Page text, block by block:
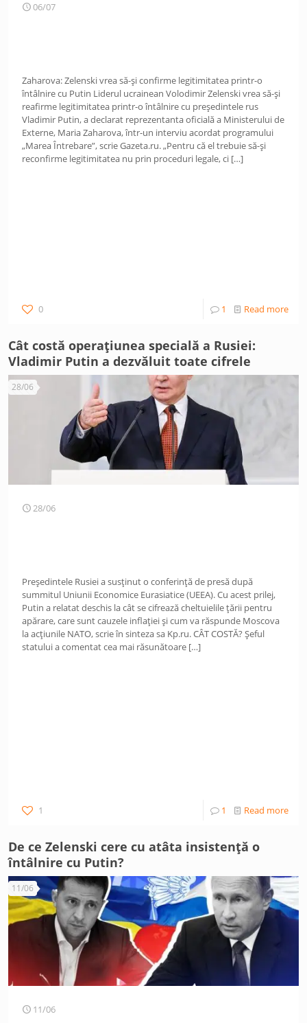
06/07
Zaharova: Zelenski vrea să-și confirme legitimitatea printr-o
întâlnire cu Putin Liderul ucrainean Volodimir Zelenski vrea să-și
reafirme legitimitatea printr-o întâlnire cu președintele rus
Vladimir Putin, a declarat reprezentanta oficială a Ministerului de
Externe, Maria Zaharova, într-un interviu acordat programului
„Marea Întrebare”, scrie Gazeta.ru. „Pentru că el trebuie să-și
reconfirme legitimitatea nu prin proceduri legale, ci […]
0 1 Read more
Cât costă operațiunea specială a Rusiei:
Vladimir Putin a dezvăluit toate cifrele
28/06
28/06
Președintele Rusiei a susținut o conferință de presă după
summitul Uniunii Economice Eurasiatice (UEEA). Cu acest prilej,
Putin a relatat deschis la cât se cifrează cheltuielile țării pentru
apărare, care sunt cauzele inflației și cum va răspunde Moscova
la acțiunile NATO, scrie în sinteza sa Kp.ru. CÂT COSTĂ? Șeful
statului a comentat cea mai răsunătoare […]
1 1 Read more
De ce Zelenski cere cu atâta insistență o
întâlnire cu Putin?
11/06
11/06